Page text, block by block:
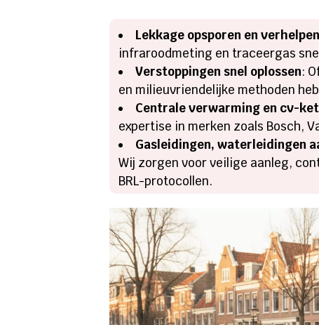
Lekkage opsporen en verhelpen
infraroodmeting en traceergas
Verstoppingen snel oplossen:
en milieuvriendelijke methoden
Centrale verwarming en cv-
expertise in merken zoals Bosch,
Gasleidingen, waterleidingen
Wij zorgen voor veilige aanleg,
BRL-protocollen.